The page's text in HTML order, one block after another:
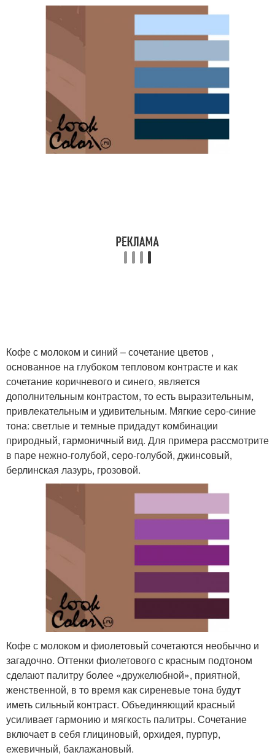
Кофе с молоком и синий – сочетание цветов ,
основанное на глубоком тепловом контрасте и как
сочетание коричневого и синего, является
дополнительным контрастом, то есть выразительным,
привлекательным и удивительным. Мягкие серо-синие
тона: светлые и темные придадут комбинации
природный, гармоничный вид. Для примера рассмотрите
в паре нежно-голубой, серо-голубой, джинсовый,
берлинская лазурь, грозовой.
Кофе с молоком и фиолетовый сочетаются необычно и
загадочно. Оттенки фиолетового с красным подтоном
сделают палитру более «дружелюбной», приятной,
женственной, в то время как сиреневые тона будут
иметь сильный контраст. Объединяющий красный
усиливает гармонию и мягкость палитры. Сочетание
включает в себя глициновый, орхидея, пурпур,
ежевичный, баклажановый.